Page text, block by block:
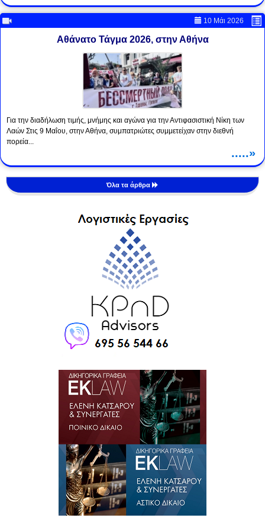
10 Μάι 2026
Αθάνατο Τάγμα 2026, στην Αθήνα
Για την διαδήλωση τιμής, μνήμης και αγώνα για την Αντιφασιστική Νίκη των
Λαών Στις 9 Μαΐου, στην Αθήνα, συμπατριώτες συμμετείχαν στην διεθνή
πορεία...
.....»
Όλα τα άρθρα